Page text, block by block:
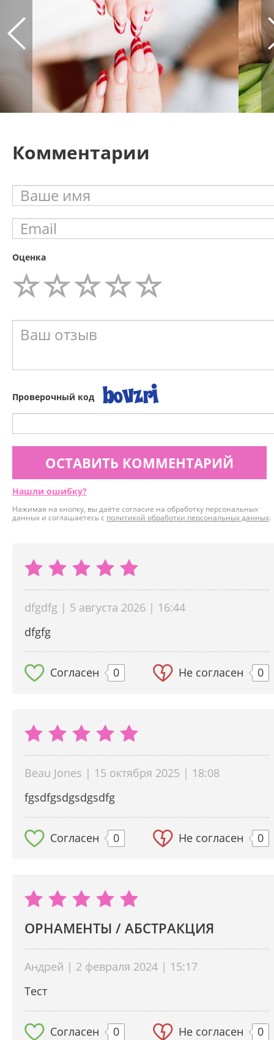
Комментарии
Оценка
Проверочный код
ОСТАВИТЬ КОММЕНТАРИЙ
Нашли ошибку?
Нажимая на кнопку, вы даёте согласие на обработку персональных
данных и соглашаетесь с политикой обработки персональных данных.
dfgdfg | 5 августа 2026 | 16:44
dfgfg
Согласен 0 Не согласен 0
Beau Jones | 15 октября 2025 | 18:08
fgsdfgsdgsdgsdfg
Согласен 0 Не согласен 0
ОРНАМЕНТЫ / АБСТРАКЦИЯ
Андрей | 2 февраля 2024 | 15:17
Тест
Согласен 0 Не согласен 0